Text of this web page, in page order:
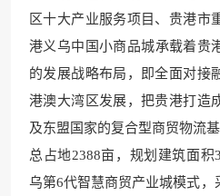
区十大产业服务项目、贵港市
港义乌中国小商品城承载着贵
的发展战略布局，即全面对接
港澳大湾区发展，把贵港打造
及东盟国家的复合型商贸物流
总占地2388亩，规划建筑面
乌第6代智慧商贸产业城模式，